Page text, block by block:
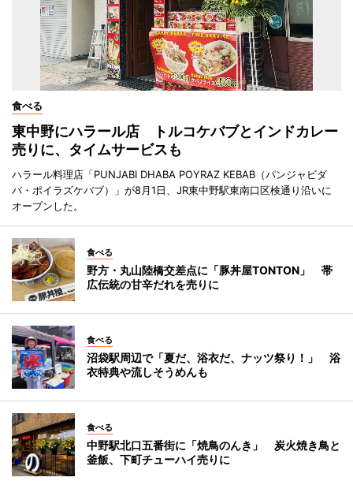
食べる
東中野にハラール店 トルコケバブとインドカレー
売りに、タイムサービスも
ハラール料理店「PUNJABI DHABA POYRAZ KEBAB（パンジャビダ
バ・ポイラズケバブ）」が8月1日、JR東中野駅東南口区検通り沿いに
オープンした。
食べる
野方・丸山陸橋交差点に「豚丼屋TONTON」 帯
広伝統の甘辛だれを売りに
食べる
沼袋駅周辺で「夏だ、浴衣だ、ナッツ祭り！」 浴
衣特典や流しそうめんも
食べる
中野駅北口五番街に「焼鳥のんき」 炭火焼き鳥と
釜飯、下町チューハイ売りに